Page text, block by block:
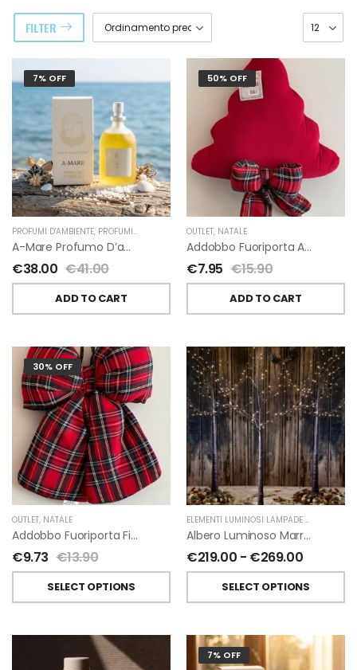
FILTER
7% OFF
PROFUMI D'AMBIENTE, PROFUMI D'AMBIENTE FIORIRA' UN GIARDINO
A-Mare Profumo D’ambiente Di Fiorirà Un Giardino
€38.00 €41.00
ADD TO CART
50% OFF
OUTLET, NATALE
Addobbo Fuoriporta Alberello Velluto Rosso Con Fiocchetto Tartan
€7.95 €15.90
ADD TO CART
30% OFF
OUTLET, NATALE
Addobbo Fuoriporta Fiocco In Velluto Rosso O In Tartan
€9.73 €13.90
SELECT OPTIONS
ELEMENTI LUMINOSI LAMPADE E LED
Albero Luminoso Marrone Interno-Esterno Di Fiorirà Un Giardino
€219.00 - €269.00
SELECT OPTIONS
7% OFF